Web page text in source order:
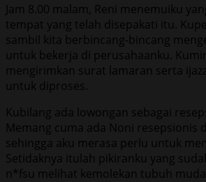
Jam 8.00 malam, Reni menemuiku
tempat yang telah disepakati itu.
sambil kita berbincang-bincang
untuk bekerja di perusahaanku.
mengirimkan surat lamaran serta
untuk diproses.
Kubilang ada lowongan sebagai
Memang cuma ada Noni resepsionis
sehingga aku merasa perlu untuk
Setidaknya itulah pikiranku yang
n*fsu melihat kemolekan tubuh muda